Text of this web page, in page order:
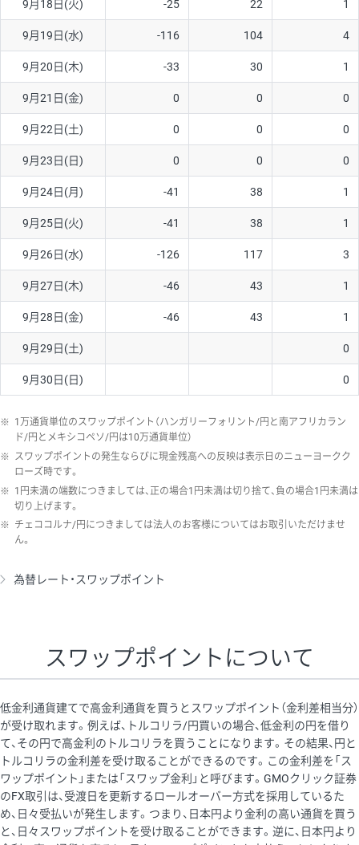
9月18日(火) -25 22 1
9月19日(水) -116 104 4
9月20日(木) -33 30 1
9月21日(金) 0 0 0
9月22日(土) 0 0 0
9月23日(日) 0 0 0
9月24日(月) -41 38 1
9月25日(火) -41 38 1
9月26日(水) -126 117 3
9月27日(木) -46 43 1
9月28日(金) -46 43 1
9月29日(土) 0
9月30日(日) 0
※ 1万通貨単位のスワップポイント（ハンガリーフォリント/円と南アフリカラン
ド/円とメキシコペソ/円は10万通貨単位）
※ スワップポイントの発生ならびに現金残高への反映は表示日のニューヨークク
ローズ時です。
※ 1円未満の端数につきましては、正の場合1円未満は切り捨て、負の場合1円未満は
切り上げます。
※ チェココルナ/円につきましては法人のお客様についてはお取引いただけませ
ん。
為替レート・スワップポイント
スワップポイントについて
低金利通貨建てで高金利通貨を買うとスワップポイント（金利差相当分）
が受け取れます。例えば、トルコリラ/円買いの場合、低金利の円を借り
て、その円で高金利のトルコリラを買うことになります。その結果、円と
トルコリラの金利差を受け取ることができるのです。この金利差を「ス
ワップポイント」または「スワップ金利」と呼びます。GMOクリック証券
のFX取引は、受渡日を更新するロールオーバー方式を採用しているた
め、日々受払いが発生します。つまり、日本円より金利の高い通貨を買う
と、日々スワップポイントを受け取ることができます。逆に、日本円より